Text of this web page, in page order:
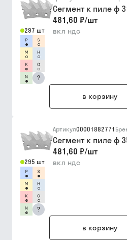
297 шт
?
Сегмент к пиле ф
481,60 ₽/шт
вкл ндс
в корзину
295 шт
?
Артикул00001882771
Сегмент к пиле ф
481,60 ₽/шт
вкл ндс
в корзину